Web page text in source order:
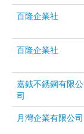
百隆企業社
百隆企業社
嘉鉞不銹鋼有限公
司
月灣企業有限公司